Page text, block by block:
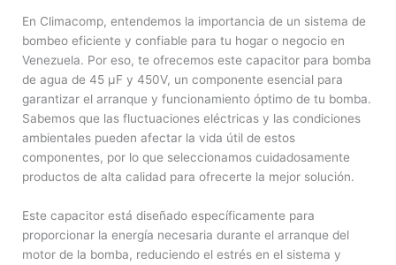
En Climacomp, entendemos la importancia de un sistema de
bombeo eficiente y confiable para tu hogar o negocio en
Venezuela. Por eso, te ofrecemos este capacitor para bomba
de agua de 45 µF y 450V, un componente esencial para
garantizar el arranque y funcionamiento óptimo de tu bomba.
Sabemos que las fluctuaciones eléctricas y las condiciones
ambientales pueden afectar la vida útil de estos
componentes, por lo que seleccionamos cuidadosamente
productos de alta calidad para ofrecerte la mejor solución.
Este capacitor está diseñado específicamente para
proporcionar la energía necesaria durante el arranque del
motor de la bomba, reduciendo el estrés en el sistema y